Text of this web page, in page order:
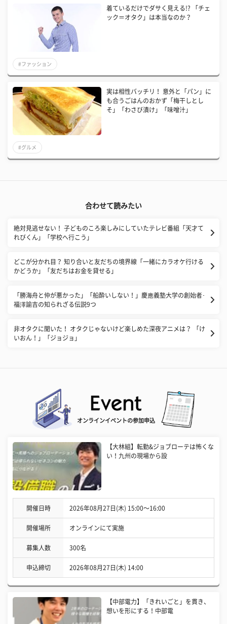
着ているだけでダサく見える!? 「チェ
ック＝オタク」は本当なのか？
#ファッション
実は相性バッチリ！ 意外と「パン」に
も合うごはんのおかず「梅干しとし
そ」「わさび漬け」「味噌汁」
#グルメ
合わせて読みたい
絶対見逃せない！ 子どものころ楽しみにしていたテレビ番組「天才て
れびくん」「学校へ行こう」
どこが分かれ目？ 知り合いと友だちの境界線「一緒にカラオケ行ける
かどうか」「友だちはお金を貸せる」
「勝海舟と仲が悪かった」「船酔いしない！」慶應義塾大学の創始者･
福澤諭吉の知られざる伝説9つ
非オタクに聞いた！ オタクじゃないけど楽しめた深夜アニメは？ 「け
いおん！」「ジョジョ」
オンラインイベントの参加申込
【大林組】転勤&ジョブローテは怖くな
い！九州の現場から設
開催日時 2026年08月27日(木) 15:00〜16:00
開催場所 オンラインにて実施
募集人数 300名
申込締切 2026年08月27日(木) 14:00
【中部電力】「きれいごと」を貫き、
想いを形にする！中部電